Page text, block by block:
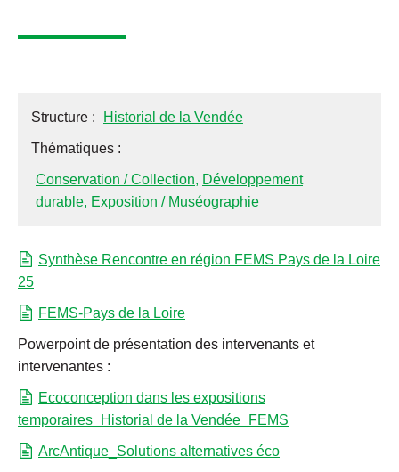
Structure : Historial de la Vendée
Thématiques :
Conservation / Collection, Développement
durable, Exposition / Muséographie
Synthèse Rencontre en région FEMS Pays de la Loire
25
FEMS-Pays de la Loire
Powerpoint de présentation des intervenants et
intervenantes :
Ecoconception dans les expositions
temporaires_Historial de la Vendée_FEMS
ArcAntique_Solutions alternatives éco